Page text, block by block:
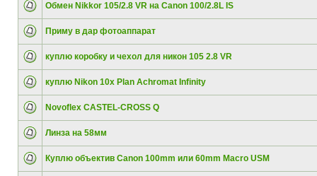
Обмен Nikkor 105/2.8 VR на Canon 100/2.8L IS
Приму в дар фотоаппарат
куплю коробку и чехол для никон 105 2.8 VR
куплю Nikon 10x Plan Achromat Infinity
Novoflex CASTEL-CROSS Q
Линза на 58мм
Куплю объектив Canon 100mm или 60mm Macro USM